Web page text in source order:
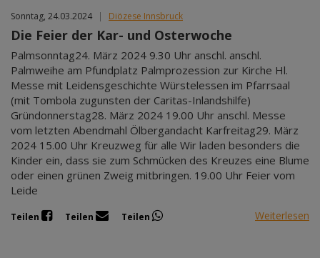
Sonntag, 24.03.2024 | Diözese Innsbruck
Die Feier der Kar- und Osterwoche
Palmsonntag24. März 2024 9.30 Uhr anschl. anschl.
Palmweihe am Pfundplatz Palmprozession zur Kirche Hl.
Messe mit Leidensgeschichte Würstelessen im Pfarrsaal
(mit Tombola zugunsten der Caritas-Inlandshilfe)
Gründonnerstag28. März 2024 19.00 Uhr anschl. Messe
vom letzten Abendmahl Ölbergandacht Karfreitag29. März
2024 15.00 Uhr Kreuzweg für alle Wir laden besonders die
Kinder ein, dass sie zum Schmücken des Kreuzes eine Blume
oder einen grünen Zweig mitbringen. 19.00 Uhr Feier vom
Leide
Teilen Teilen Teilen Weiterlesen